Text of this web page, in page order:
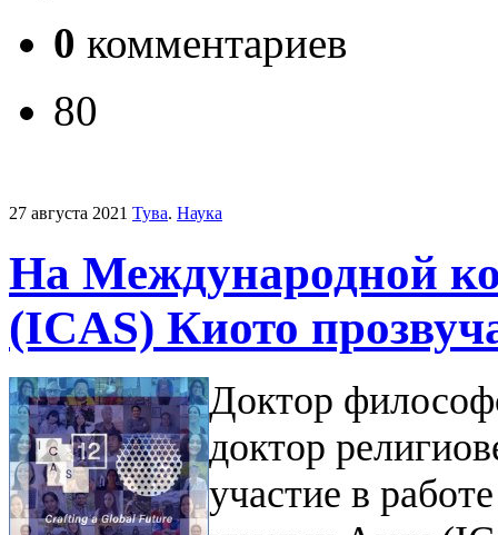
0 комментариев
80
27 августа 2021 Тува. Наука
На Международной
(ICAS) Киото
Доктор
доктор
участие в